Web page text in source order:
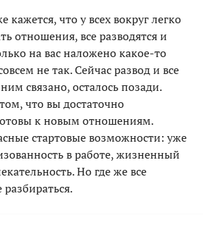
что у всех вокруг легко
отношения, все разводятся и
на вас наложено какое-то
не так. Сейчас развод и все
связано, осталось позади.
что вы достаточно
к новым отношениям.
стартовые возможности: уже
в работе, жизненный
Но где же все